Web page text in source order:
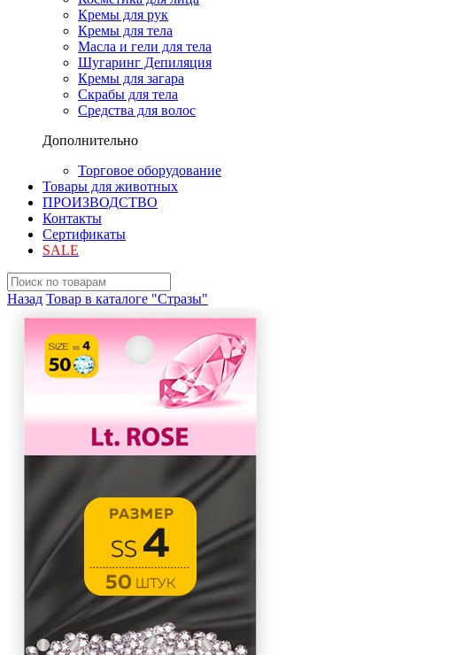
Кремы для рук
Кремы для тела
Масла и гели для тела
Шугаринг Депиляция
Кремы для загара
Скрабы для тела
Средства для волос
Дополнительно
Торговое оборудование
Товары для животных
ПРОИЗВОДСТВО
Контакты
Сертификаты
SALE
Назад Товар в каталоге "Стразы"